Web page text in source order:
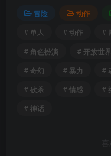
冒险 动作
# 单人
# 动作 #
# 角色扮演
# 开放世界
# 奇幻
# 暴力 #
# 砍杀
# 情感 #
# 神话